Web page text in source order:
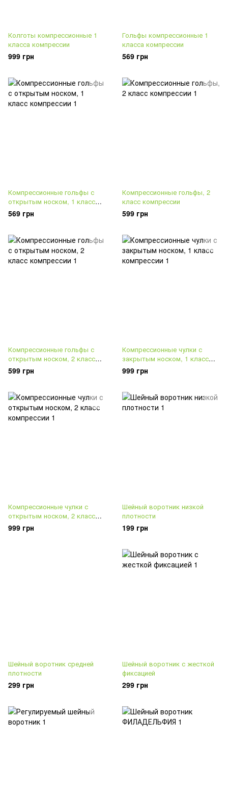
Колготы компрессионные 1
класса компрессии
999 грн
Гольфы компрессионные 1
класса компрессии
569 грн
Компрессионные гольфы с
открытым носком, 1 класс
компрессии
569 грн
Компрессионные гольфы, 2
класс компрессии
599 грн
Компрессионные гольфы с
открытым носком, 2 класс
компрессии
599 грн
Компрессионные чулки с
закрытым носком, 1 класс
компрессии
999 грн
Компрессионные чулки с
открытым носком, 2 класс
компрессии
999 грн
Шейный воротник низкой
плотности
199 грн
Шейный воротник средней
плотности
299 грн
Шейный воротник с жесткой
фиксацией
299 грн